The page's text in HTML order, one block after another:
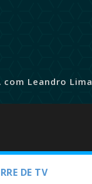
com Leandro Lima
DE TV